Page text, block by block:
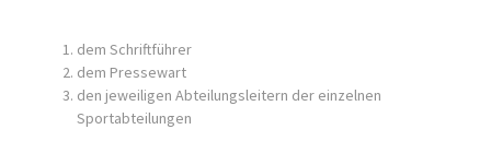
dem Schriftführer
dem Pressewart
den jeweiligen Abteilungsleitern der einzelnen
Sportabteilungen